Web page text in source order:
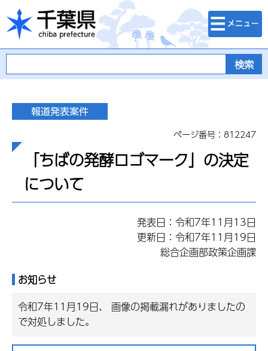
千葉県
検索・メニュ
ー
ページ番号：812247
「ちばの発酵ロゴマーク」の決定
について
発表日：令和7年11月13日
更新日：令和7年11月19日
総合企画部政策企画課
お知らせ
令和7年11月19日、 画像の掲載漏れがありましたの
で対処しました。